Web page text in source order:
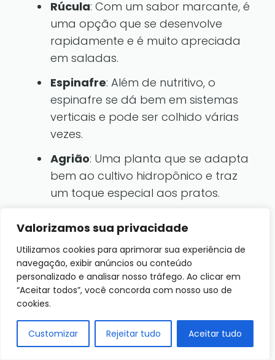
Valorizamos sua privacidade
Utilizamos cookies para aprimorar sua experiência de
navegação, exibir anúncios ou conteúdo
personalizado e analisar nosso tráfego. Ao clicar em
“Aceitar todos”, você concorda com nosso uso de
cookies.
Customizar Rejeitar tudo Aceitar tudo
Rúcula: Com um sabor marcante, é
uma opção que se desenvolve
rapidamente e é muito apreciada
em saladas.
Espinafre: Além de nutritivo, o
espinafre se dá bem em sistemas
verticais e pode ser colhido várias
vezes.
Agrião: Uma planta que se adapta
bem ao cultivo hidropônico e traz
um toque especial aos pratos.
Ervas Aromáticas
As ervas são ótimas para quem busca
praticidade e sabor na cozinha. O
cultivo de ervas em umahorta vertical
oferece um aroma fresco e um toque
especial aos seus pratos. Algumas
sugestões incluem: